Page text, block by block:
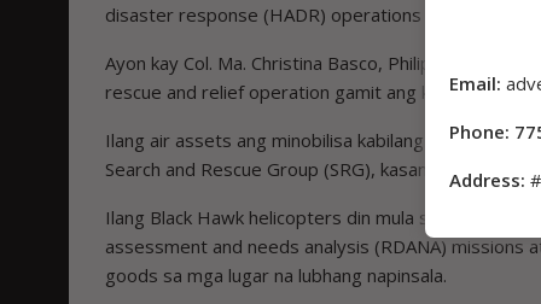
disaster response (HADR) operations as needed.”
Ayon kay Col. Ma. Christina Basco, Philippine Air
rescue and relief operation gamit ang kanilang PAF
Ilang air assets ang minobilisa kabilang ang C-130
Search and Rescue Group (SRG), kasama ang
Ilang Black Hawk helicopters din mula sa 205th
assessment and needs analysis (RDANA)
goods sa mga lugar na lubhang napinsala.
Email:
Phone:
Address: